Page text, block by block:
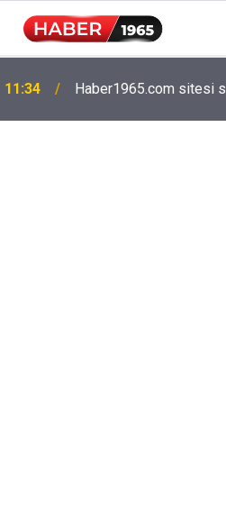
15:52
hesaplarda